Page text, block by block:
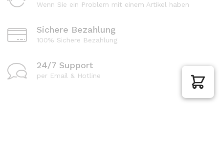
Wenn Sie ein Problem mit einem Artikel haben
Sichere Bezahlung
100% Sichere Bezahlung
24/7 Support
per Email & Hotline